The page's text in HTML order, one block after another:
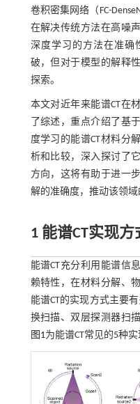
卷积密集网络（FC-
在解决传统方法在高噪
深度学习的方法在准确
破，但对于模型的解释
探索。
本文对近年来能谱CT在
了综述，重点介绍了基
度学习的能谱CT材料分
析和比较，深入探讨了
方向，这将有助于进一
解的准确度，推动该领域
1 能谱CT实现方
能谱CT充分利用能谱信
赖特性，在材料分解、
能谱CT的实现方式主要
换扫描、双层探测器扫
图1为能谱CT常见的5种实